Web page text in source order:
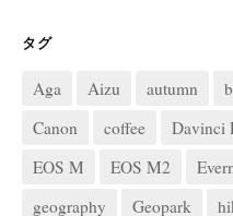
タグ
Aga Aizu autumn
Canon
coffee Davinci
EOS M
EOS M2
geography
Geopark